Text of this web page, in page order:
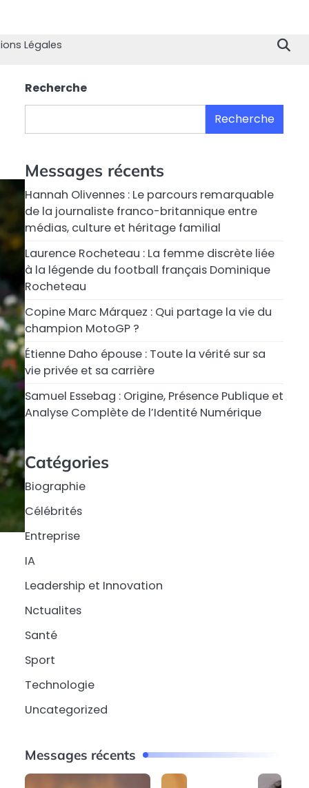
Légales
Recherche
Recherche
Messages récents
Hannah Olivennes : Le parcours remarquable
de la journaliste franco-britannique entre
médias, culture et héritage familial
Laurence Rocheteau : La femme discrète liée
à la légende du football français Dominique
Rocheteau
Copine Marc Márquez : Qui partage la vie du
champion MotoGP ?
Étienne Daho épouse : Toute la vérité sur sa
vie privée et sa carrière
Samuel Essebag : Origine, Présence Publique et
Analyse Complète de l’Identité Numérique
Catégories
Biographie
Célébrités
Entreprise
IA
Leadership et Innovation
Nctualites
Santé
Sport
Technologie
Uncategorized
Messages récents